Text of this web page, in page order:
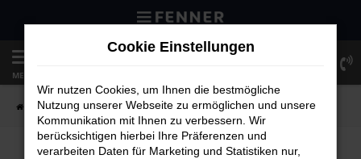
Zum
springen
MENÜ
Startseite PKW Fahrzeugsuche
Cookie Einstellungen
Wir nutzen Cookies, um Ihnen die bestmögliche
Nutzung unserer Webseite zu ermöglichen und unsere
Kommunikation mit Ihnen zu verbessern. Wir
berücksichtigen hierbei Ihre Präferenzen und
verarbeiten Daten für Marketing und Statistiken nur,